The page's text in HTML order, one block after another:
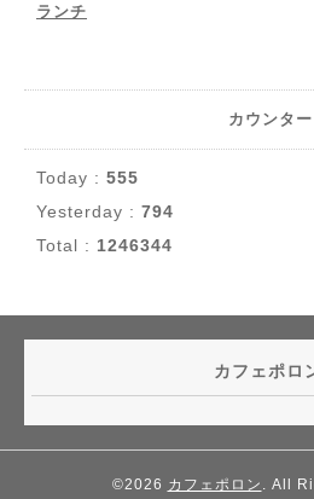
ランチ
カウンター
Today : 555
Yesterday : 794
Total : 1246344
カフェポロ
©2026 カフェポロン . All